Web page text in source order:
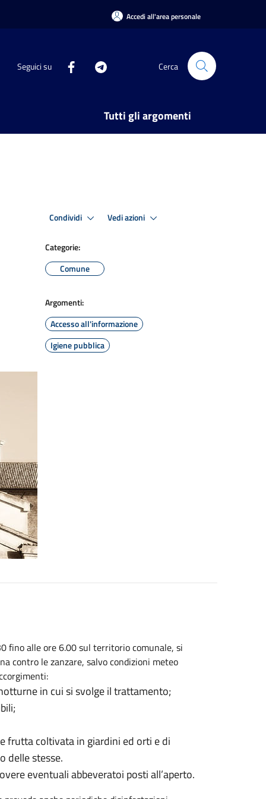
Accedi all'area personale
Seguici su Cerca
Tutti gli argomenti
Condividi Vedi azioni
Categorie:
Comune
Argomenti:
Accesso all'informazione
Igiene pubblica
fino alle ore 6.00 sul territorio comunale, si
contro le zanzare, salvo condizioni meteo
in cui si svolge il trattamento;
frutta coltivata in giardini ed orti e di
delle stesse.
eventuali abbeveratoi posti all’aperto.